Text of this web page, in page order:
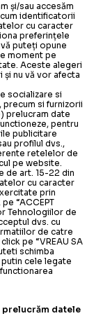
și/sau accesăm
identificatorii
cu caracter
preferințele
puteți opune
moment pe
Aceste alegeri
nu vă vor afecta
socializare si
si furnizorii
prelucram date
pentru
publicitare
profilul dvs.,
retelelor de
pe website.
de art. 15-22 din
cu caracter
prin
“ACCEPT
Tehnologiilor de
dvs. cu
de catre
pe “VREAU SA
schimba
cele legate
datele